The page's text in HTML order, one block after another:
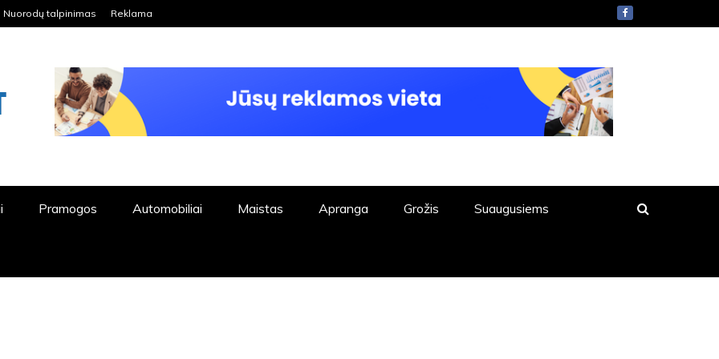
Nuorodų talpinimas Reklama
Pramogos Automobiliai Maistas Apranga Grožis Suaugusiems